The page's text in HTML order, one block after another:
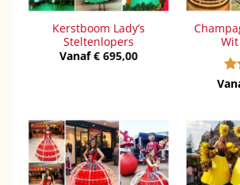
Kerstboom Lady’s
Steltenlopers
Vanaf€ 695,00
Wit